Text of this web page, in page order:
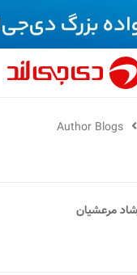
Author Blogs
مرعشیان